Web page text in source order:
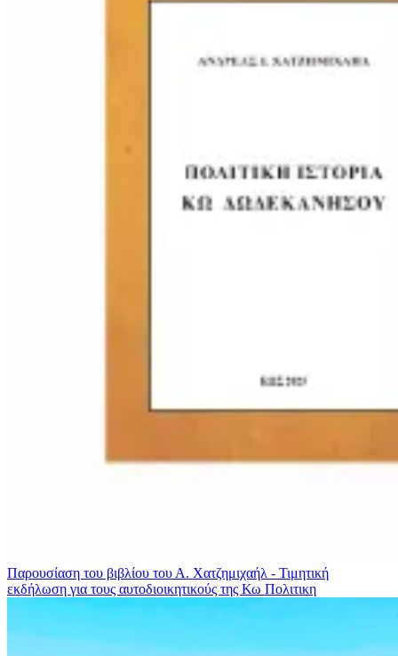
Παρουσίαση του βιβλίου του Α. Χατζημιχαήλ - Τιμητική
εκδήλωση για τους αυτοδιοικητικούς της Κω Πολιτικη